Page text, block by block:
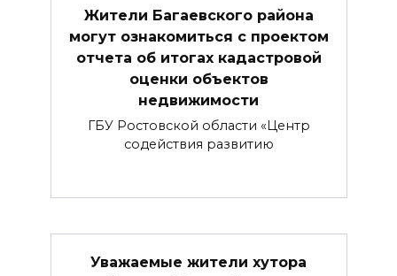
Жители Багаевского района
могут ознакомиться с проектом
отчета об итогах кадастровой
оценки объектов
недвижимости
ГБУ Ростовской области «Центр
содействия развитию
Уважаемые жители хутора